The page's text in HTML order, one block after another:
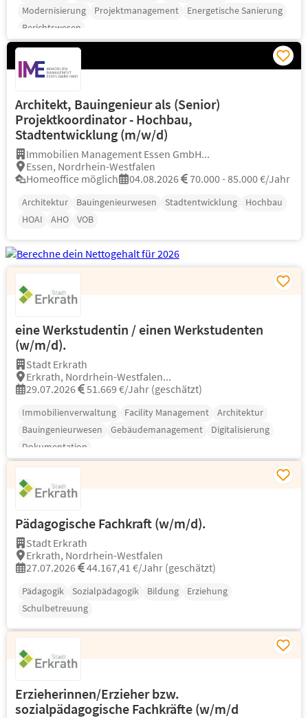
Modernisierung
Projektmanagement
Energetische Sanierung
Berichtswesen
Architekt, Bauingenieur als (Senior)
Projektkoordinator - Hochbau,
Stadtentwicklung (m/w/d)
Immobilien Management Essen GmbH...
Essen, Nordrhein-Westfalen
Homeoffice möglich
04.08.2026 70.000 - 85.000 €/Jahr
Architektur Bauingenieurwesen Stadtentwicklung
Hochbau
HOAI
AHO VOB
eine Werkstudentin / einen Werkstudenten
(w/m/d).
Stadt Erkrath
Erkrath, Nordrhein-Westfalen...
29.07.2026
51.669 €/Jahr (geschätzt)
Immobilienverwaltung Facility Management
Architektur
Bauingenieurwesen
Gebäudemanagement
Digitalisierung
Dokumentation
Pädagogische Fachkraft (w/m/d).
Stadt Erkrath
Erkrath, Nordrhein-Westfalen
27.07.2026
44.167,41 €/Jahr (geschätzt)
Pädagogik Sozialpädagogik Bildung
Erziehung
Schulbetreuung
Erzieherinnen/Erzieher bzw.
sozialpädagogische Fachkräfte (w/m/d